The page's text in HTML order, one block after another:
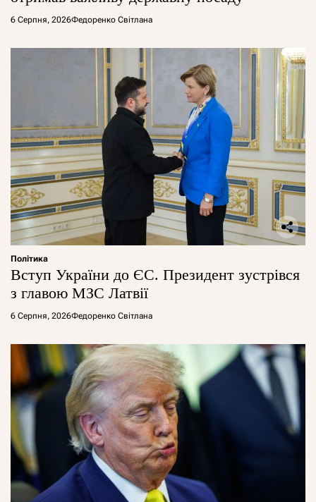
6 Серпня, 2026Федоренко Світлана
Політика
Вступ України до ЄС. Президент зустрівся
з главою МЗС Латвії
6 Серпня, 2026Федоренко Світлана